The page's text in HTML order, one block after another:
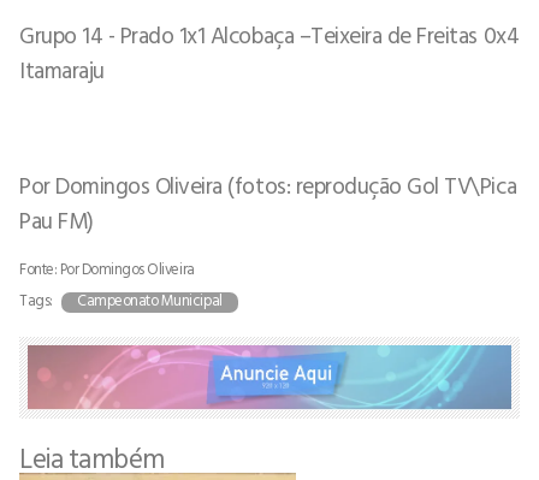
Grupo 14 - Prado 1x1 Alcobaça –Teixeira de Freitas 0x4
Itamaraju
Por Domingos Oliveira (fotos: reprodução Gol TV\Pica
Pau FM)
Fonte: Por Domingos Oliveira
Tags:
Campeonato Municipal
Leia também